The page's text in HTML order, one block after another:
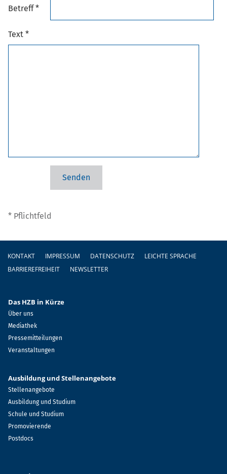
Betreff *
Text *
* Pflichtfeld
Fußzeile
KONTAKT IMPRESSUM DATENSCHUTZ
LEICHTE SPRACHE
BARRIEREFREIHEIT
NEWSLETTER
Das HZB in Kürze
Über uns
Mediathek
Pressemitteilungen
Veranstaltungen
Ausbildung und Stellenangebote
Stellenangebote
Ausbildung und Studium
Schule und Studium
Promovierende
Postdocs